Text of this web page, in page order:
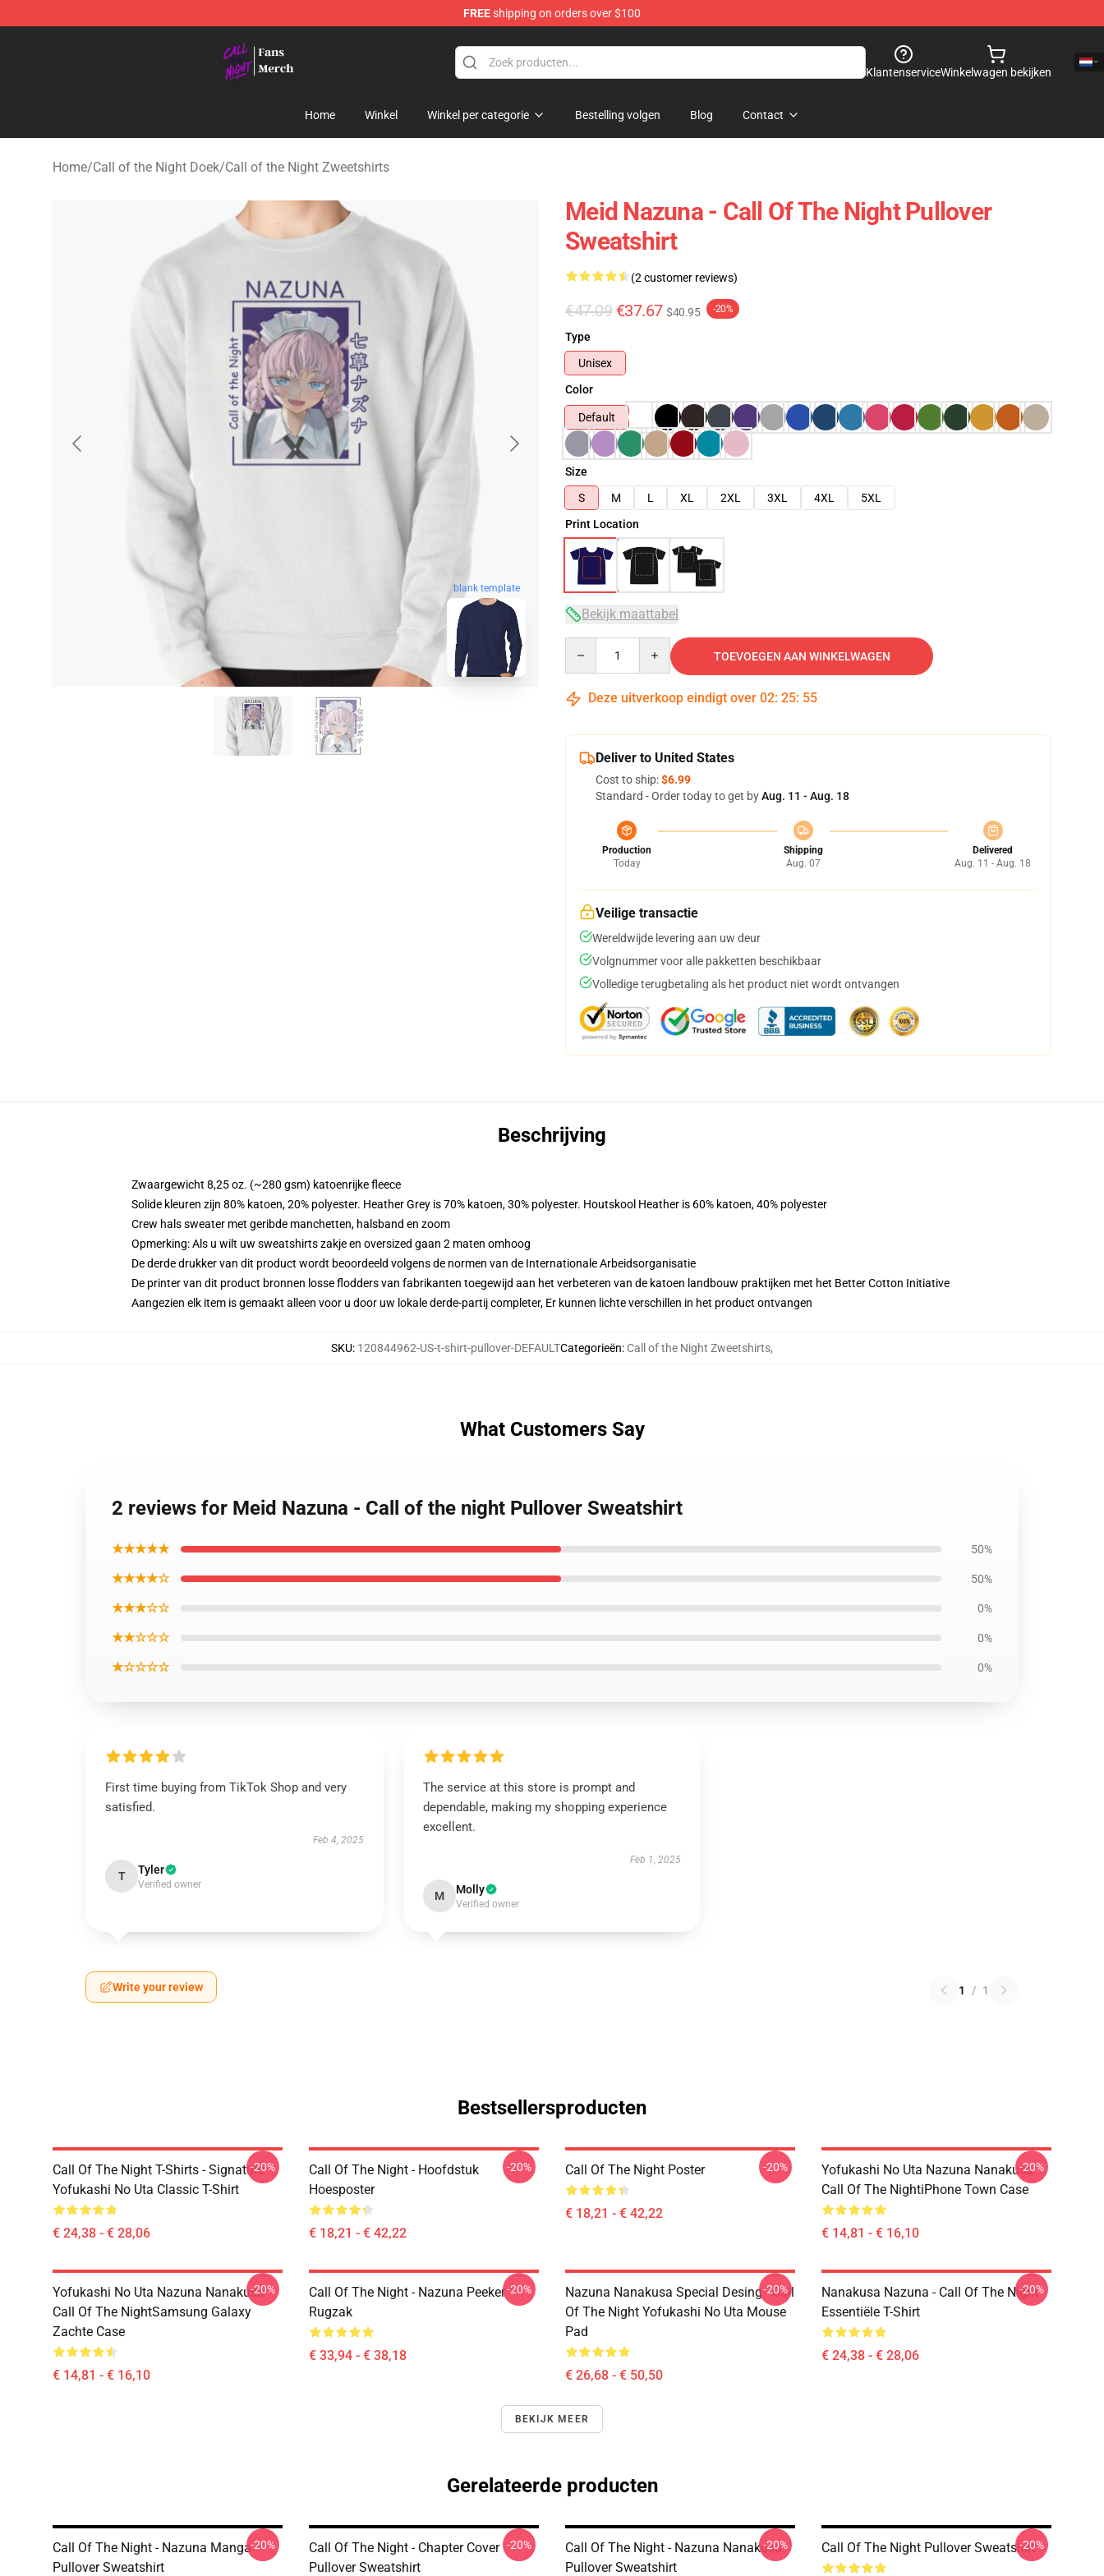
FREEshipping on orders over $100
KlantenserviceWinkelwagen bekijken
Home Winkel Winkel per categorie Bestelling volgen Blog Contact
Home/Call of the Night Doek/Call of the Night Zweetshirts
blank template
Meid Nazuna - Call Of The Night Pullover
Sweatshirt
(2 customer reviews)
€47.09 €37.67 $40.95 -20%
Type
Unisex
Color
Default
Size
S
M L XL 2XL 3XL 4XL
5XL
Print Location
Bekijk maattabel
TOEVOEGEN AAN WINKELWAGEN
Deze uitverkoop eindigt over 02: 25: 54
Deliver to United States
Cost to ship:$6.99
Standard - Order today to get byAug. 11 - Aug. 18
Production
Today
Shipping
Aug. 07
Delivered
Aug. 11 - Aug. 18
Veilige transactie
Wereldwijde levering aan uw deur
Volgnummer voor alle pakketten beschikbaar
Volledige terugbetaling als het product niet wordt ontvangen
Beschrijving
Zwaargewicht 8,25 oz. (~280 gsm) katoenrijke fleece
Solide kleuren zijn 80% katoen, 20% polyester. Heather Grey is 70% katoen, 30% polyester. Houtskool Heather is 60% katoen, 40% polyester
Crew hals sweater met geribde manchetten, halsband en zoom
Opmerking: Als u wilt uw sweatshirts zakje en oversized gaan 2 maten omhoog
De derde drukker van dit product wordt beoordeeld volgens de normen van de Internationale Arbeidsorganisatie
De printer van dit product bronnen losse flodders van fabrikanten toegewijd aan het verbeteren van de katoen landbouw praktijken met het Better Cotton Initiative
Aangezien elk item is gemaakt alleen voor u door uw lokale derde-partij completer, Er kunnen lichte verschillen in het product ontvangen
SKU: 120844962-US-t-shirt-pullover-DEFAULTCategorieën: Call of the Night Zweetshirts,
What Customers Say
2 reviews for Meid Nazuna - Call of the night Pullover Sweatshirt
★★★★★ 50%
★★★★☆ 50%
★★★☆☆ 0%
★★☆☆☆ 0%
★☆☆☆☆ 0%
First time buying from TikTok Shop and very
satisfied.
Feb 4, 2025
T Tyler
Verified owner
The service at this store is prompt and
dependable, making my shopping experience
excellent.
Feb 1, 2025
M Molly
Verified owner
Write your review 1 / 1
Bestsellersproducten
Call Of The Night T-Shirts - Signature
Yofukashi No Uta Classic T-Shirt
€ 24,38 - € 28,06
-20%
Call Of The Night - Hoofdstuk
Hoesposter
€ 18,21 - € 42,22
-20% Call Of The Night Poster
€ 18,21 - € 42,22
-20%
Yofukashi No Uta Nazuna Nanakusa
Call Of The NightiPhone Town Case
€ 14,81 - € 16,10
-20%
Yofukashi No Uta Nazuna Nanakusa
Call Of The NightSamsung Galaxy
Zachte Case
€ 14,81 - € 16,10
-20%
Call Of The Night - Nazuna Peeker
Rugzak
€ 33,94 - € 38,18
-20%
Nazuna Nanakusa Special Desing - Call
Of The Night Yofukashi No Uta Mouse
Pad
€ 26,68 - € 50,50
-20%
Nanakusa Nazuna - Call Of The Night -
Essentiële T-Shirt
€ 24,38 - € 28,06
-20%
BEKIJK MEER
Gerelateerde producten
Call Of The Night - Nazuna Manga
Pullover Sweatshirt
-20%
Call Of The Night - Chapter Cover
Pullover Sweatshirt
-20%
Call Of The Night - Nazuna Nanakusa
Pullover Sweatshirt
-20% Call Of The Night Pullover Sweatshirt
-20%